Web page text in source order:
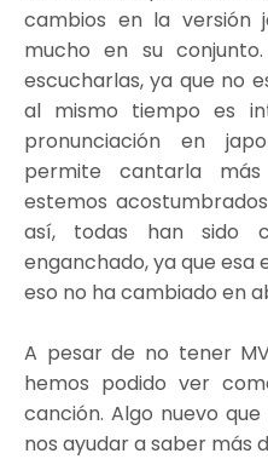
cambios en la versión
mucho en su
escucharlas, ya que no
al mismo tiempo es
pronunciación en
permite cantarla
estemos
así, todas han sido
enganchado, ya que esa
eso no ha cambiado en
A pesar de no tener
hemos podido ver
canción. Algo nuevo
nos ayudar a saber más